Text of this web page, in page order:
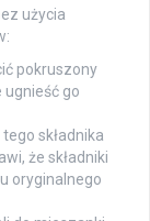
użycia
pokruszony
ugnieść go
składnika
że składniki
oryginalnego